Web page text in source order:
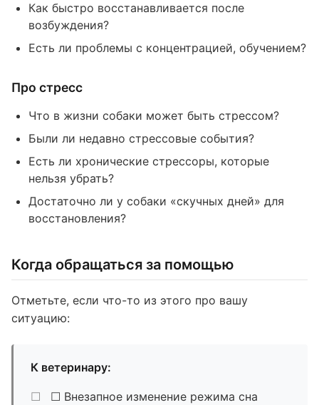
Как быстро восстанавливается после
возбуждения?
Есть ли проблемы с концентрацией, обучением?
Про стресс
Что в жизни собаки может быть стрессом?
Были ли недавно стрессовые события?
Есть ли хронические стрессоры, которые
нельзя убрать?
Достаточно ли у собаки «скучных дней» для
восстановления?
Когда обращаться за помощью
Отметьте, если что-то из этого про вашу
ситуацию:
К ветеринару:
☐ Внезапное изменение режима сна